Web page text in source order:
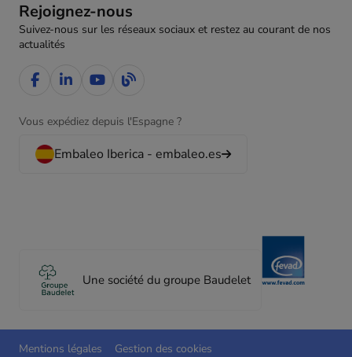
Rejoignez-nous
Suivez-nous sur les réseaux sociaux et restez au courant de nos
actualités
Vous expédiez depuis l'Espagne ?
Embaleo Iberica - embaleo.es
Une société du groupe Baudelet
Mentions légales Gestion des cookies